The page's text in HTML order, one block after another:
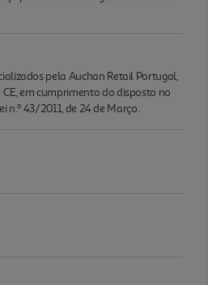
pela Auchan Retail Portugal,
em cumprimento do disposto no
n.º 43/2011, de 24 de Março.